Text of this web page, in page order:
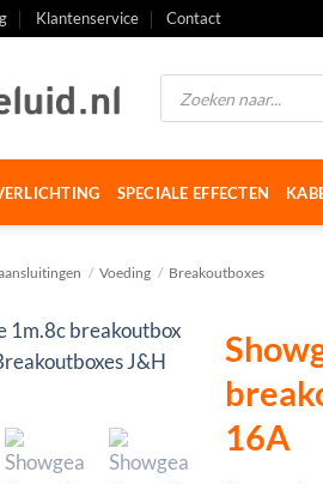
Klantenservice Contact
Producten
zoeken
SPECIALE EFFECTEN
/ Voeding / Breakoutboxes
16A